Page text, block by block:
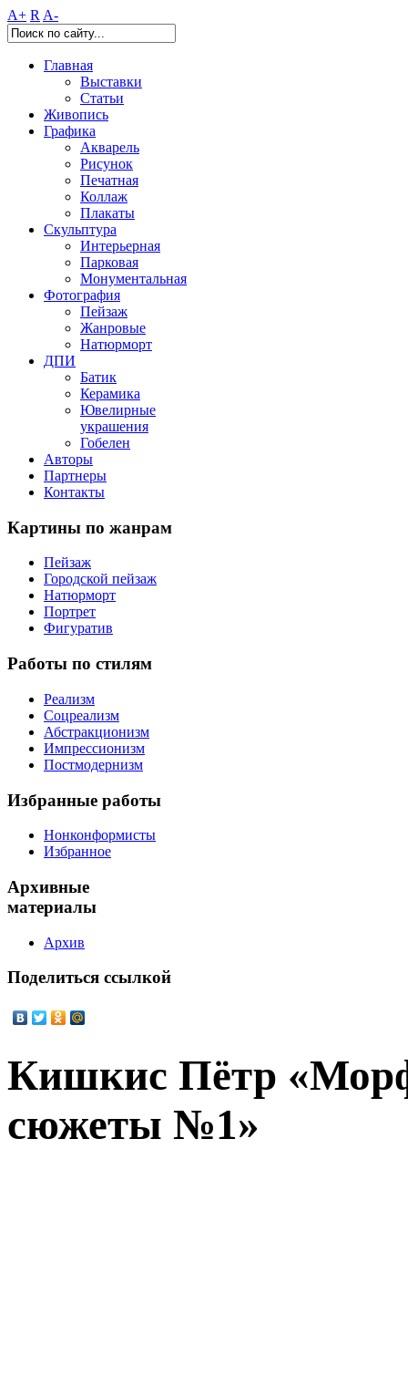
A+ R A-
Главная
Выставки
Статьи
Живопись
Графика
Акварель
Рисунок
Печатная
Коллаж
Плакаты
Скульптура
Интерьерная
Парковая
Монументальная
Фотография
Пейзаж
Жанровые
Натюрморт
ДПИ
Батик
Керамика
Ювелирные
украшения
Гобелен
Авторы
Партнеры
Контакты
Картины по жанрам
Пейзаж
Городской пейзаж
Натюрморт
Портрет
Фигуратив
Работы по стилям
Реализм
Соцреализм
Абстракционизм
Импрессионизм
Постмодернизм
Избранные работы
Нонконформисты
Избранное
Архивные
материалы
Архив
Поделиться ссылкой
Кишкис Пётр
сюжеты №1»